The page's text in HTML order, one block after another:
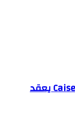
معرض ومؤتمر الأمن السيبراني’ Caisec’24′ يعقد